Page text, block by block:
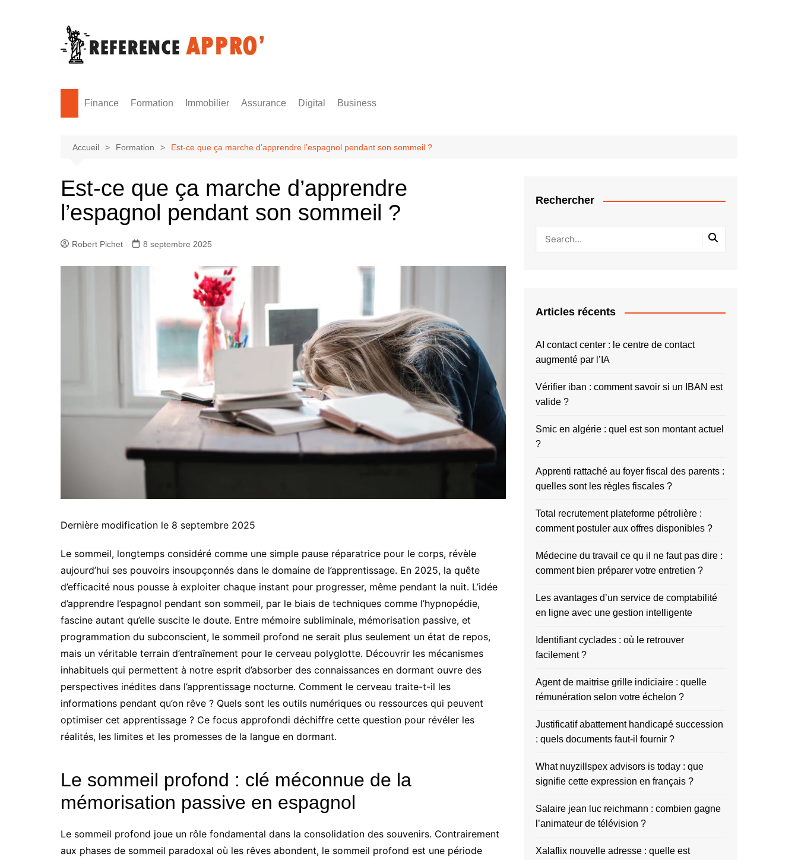
Finance Formation Immobilier Assurance Digital Business
Accueil Formation Est-ce que ça marche d’apprendre l’espagnol pendant son sommeil ?
Est-ce que ça marche d’apprendre
l’espagnol pendant son sommeil ?
Robert Pichet 8 septembre 2025
Dernière modification le 8 septembre 2025
Le sommeil, longtemps considéré comme une simple pause réparatrice pour le corps, révèle
aujourd’hui ses pouvoirs insoupçonnés dans le domaine de l’apprentissage. En 2025, la quête
d’efficacité nous pousse à exploiter chaque instant pour progresser, même pendant la nuit. L’idée
d’apprendre l’espagnol pendant son sommeil, par le biais de techniques comme l’hypnopédie,
fascine autant qu’elle suscite le doute. Entre mémoire subliminale, mémorisation passive, et
programmation du subconscient, le sommeil profond ne serait plus seulement un état de repos,
mais un véritable terrain d’entraînement pour le cerveau polyglotte. Découvrir les mécanismes
inhabituels qui permettent à notre esprit d’absorber des connaissances en dormant ouvre des
perspectives inédites dans l’apprentissage nocturne. Comment le cerveau traite-t-il les
informations pendant qu’on rêve ? Quels sont les outils numériques ou ressources qui peuvent
optimiser cet apprentissage ? Ce focus approfondi déchiffre cette question pour révéler les
réalités, les limites et les promesses de la langue en dormant.
Le sommeil profond : clé méconnue de la
mémorisation passive en espagnol
Le sommeil profond joue un rôle fondamental dans la consolidation des souvenirs. Contrairement
aux phases de sommeil paradoxal où les rêves abondent, le sommeil profond est une période
Rechercher
Articles récents
AI contact center : le centre de contact
augmenté par l’IA
Vérifier iban : comment savoir si un IBAN est
valide ?
Smic en algérie : quel est son montant actuel
?
Apprenti rattaché au foyer fiscal des parents :
quelles sont les règles fiscales ?
Total recrutement plateforme pétrolière :
comment postuler aux offres disponibles ?
Médecine du travail ce qu il ne faut pas dire :
comment bien préparer votre entretien ?
Les avantages d’un service de comptabilité
en ligne avec une gestion intelligente
Identifiant cyclades : où le retrouver
facilement ?
Agent de maitrise grille indiciaire : quelle
rémunération selon votre échelon ?
Justificatif abattement handicapé succession
: quels documents faut-il fournir ?
What nuyzillspex advisors is today : que
signifie cette expression en français ?
Salaire jean luc reichmann : combien gagne
l’animateur de télévision ?
Xalaflix nouvelle adresse : quelle est